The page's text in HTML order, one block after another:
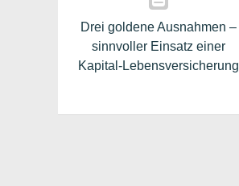
Drei goldene Ausnahmen –
sinnvoller Einsatz einer
Kapital-Lebensversicherung